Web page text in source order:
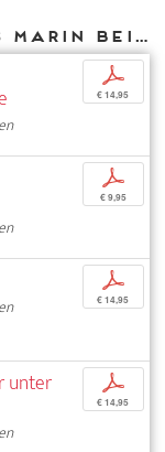
Weitere Texte von Louis Marin bei DIAPHANES
p
€ 14,95
p
€ 9,95
p
€ 14,95
unter p
€ 14,95